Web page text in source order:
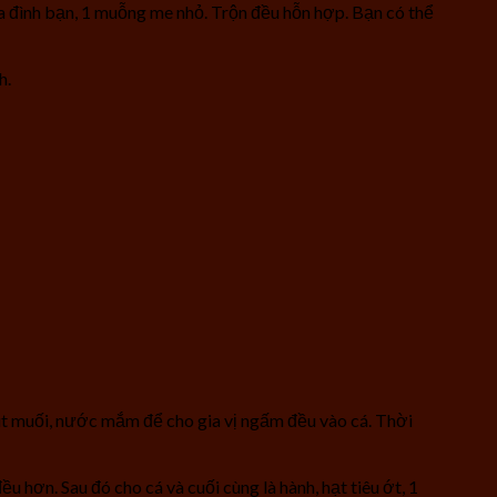
bạn, 1 muỗng me nhỏ. Trộn đều hỗn hợp. Bạn có thể
nước mắm để cho gia vị ngấm đều vào cá. Thời
Sau đó cho cá và cuối cùng là hành, hạt tiêu ớt, 1